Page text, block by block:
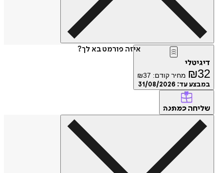
איזה פורמט בא לך?
₪ מחיר קודם: ₪37
עד:31/08/2026
כמתנה